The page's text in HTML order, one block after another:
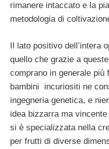
rimanere intaccato e la
metodologia di
Il lato positivo dell’intera
quello che grazie a
comprano in generale più
bambini incuriositi ne
ingegneria genetica, e
idea bizzarra ma
si è specializzata nella
per frutti di diverse